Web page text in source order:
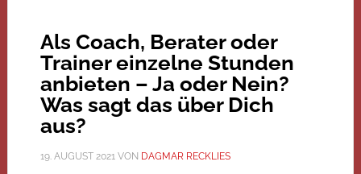
Als Coach, Berater oder
Trainer einzelne Stunden
anbieten – Ja oder Nein?
Was sagt das über Dich
aus?
19. AUGUST 2021VON DAGMAR RECKLIES